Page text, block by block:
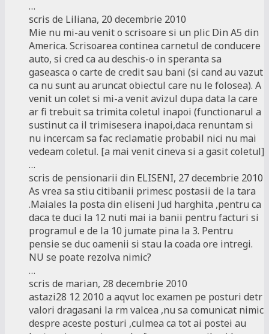
…
scris de Liliana, 20 decembrie 2010
Mie nu mi-au venit o scrisoare si un plic Din A5 din
America. Scrisoarea continea carnetul de conducere
auto, si cred ca au deschis-o in speranta sa
gaseasca o carte de credit sau bani (si cand au vazut
ca nu sunt au aruncat obiectul care nu le folosea). A
venit un colet si mi-a venit avizul dupa data la care
ar fi trebuit sa trimita coletul inapoi (functionarul a
sustinut ca il trimisesera inapoi,daca renuntam si
nu incercam sa fac reclamatie probabil nici nu mai
vedeam coletul. [a mai venit cineva si a gasit coletul]
…
scris de pensionarii din ELISENI, 27 decembrie 2010
As vrea sa stiu citibanii primesc postasii de la tara
.Maiales la posta din eliseni Jud harghita ,pentru ca
daca te duci la 12 nuti mai ia banii pentru facturi si
programul e de la 10 jumate pina la 3. Pentru
pensie se duc oamenii si stau la coada ore intregi.
NU se poate rezolva nimic?
…
scris de marian, 28 decembrie 2010
astazi28 12 2010 a aqvut loc examen pe posturi detr
valori dragasani la rm valcea ,nu sa comunicat nimic
despre aceste posturi ,culmea ca tot ai postei au